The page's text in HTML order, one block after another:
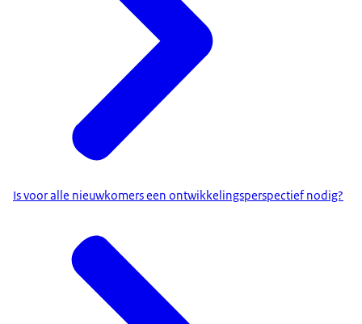
Is voor alle nieuwkomers een ontwikkelingsperspectief nodig?